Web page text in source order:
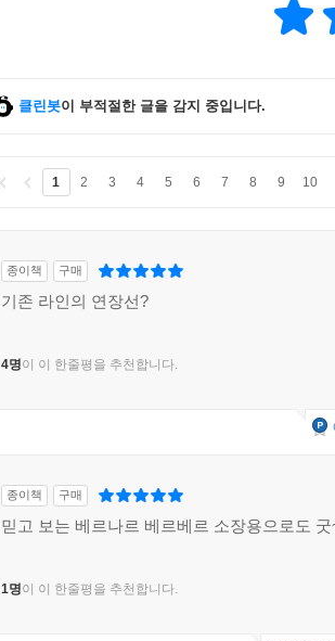
클린봇이 부적절한 글을 감지 중입니다.
1 2 3 4 5 6 7 8 9 10
종이책 구매
기존 라인의 연장선?
4명이 이 한줄평을 추천합니다.
종이책 구매
믿고 보는 베르나르 베르베르 소장용으로도
1명이 이 한줄평을 추천합니다.